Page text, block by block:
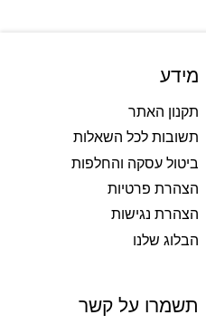
מידע
תקנון האתר
תשובות לכל השאלות
ביטול עסקה והחלפות
הצהרת פרטיות
הצהרת נגישות
הבלוג שלנו
תשמרו על קשר